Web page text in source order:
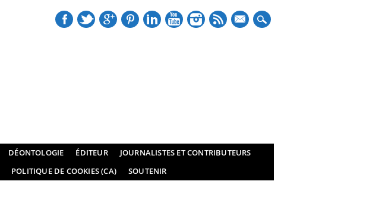
mail
DÉONTOLOGIE ÉDITEUR
JOURNALISTES ET CONTRIBUTEURS
POLITIQUE DE COOKIES (CA) SOUTENIR